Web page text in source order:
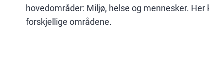
hovedområder: Miljø, helse og mennesker.
forskjellige områdene.